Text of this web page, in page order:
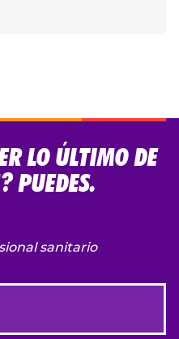
LO ÚLTIMO DE
PUEDES.
sanitario